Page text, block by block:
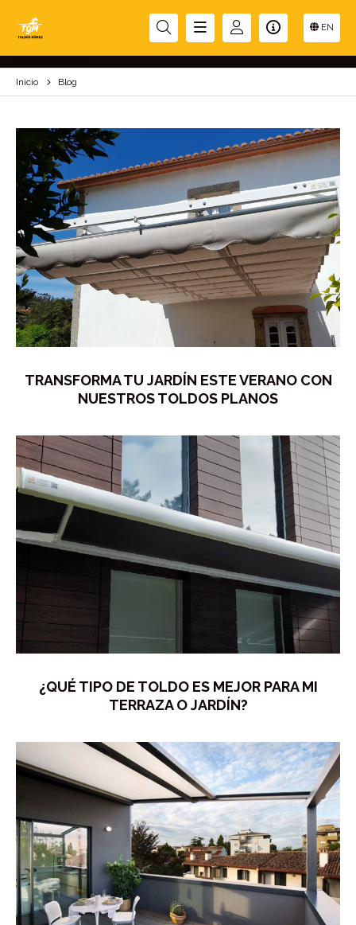
EN
BLOG
Inicio Blog
TRANSFORMA TU JARDÍN ESTE VERANO CON
NUESTROS TOLDOS PLANOS
¿QUÉ TIPO DE TOLDO ES MEJOR PARA MI
TERRAZA O JARDÍN?